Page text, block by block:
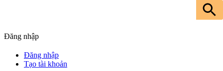
Đăng nhập
Đăng nhập
Tạo tài khoản